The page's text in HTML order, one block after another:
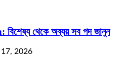
থেকে অব্যয় সব পদ জানুন
17, 2026